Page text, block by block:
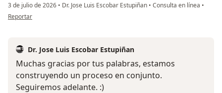
3 de julio de 2026 • Dr. Jose Luis Escobar Estupiñan • Consulta en línea •
en opinión del usuario Fernando Lara
Reportar
Dr. Jose Luis Escobar Estupiñan
Muchas gracias por tus palabras, estamos
construyendo un proceso en conjunto.
Seguiremos adelante. :)